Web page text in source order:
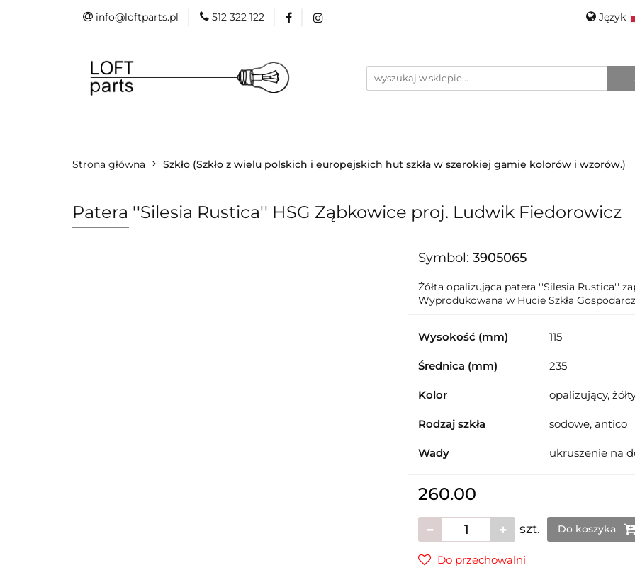
info@loftparts.pl 512 322 122 Język
Promo
Kategorie Producenci Ceramika
Katalogi Blog Kontakt O mnie
Strona główna Szkło (Szkło z wielu polskich i europejskich hut szkła w szerokiej gamie kolorów i wzorów.)
Patera ''Silesia Rustica'' HSG Ząbkowice proj. Ludwik Fiedorowicz
Symbol: 3905065
Żółta opalizująca patera ''Silesia Rustica''
Wyprodukowana w Hucie Szkła
Wysokość (mm) 115
Średnica (mm) 235
Kolor opalizujący,
Rodzaj szkła sodowe, antico
Wady ukruszenie na
260.00
szt. Do koszyka
Do przechowalni